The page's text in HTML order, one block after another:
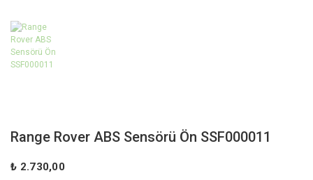
Range Rover ABS Sensörü Ön SSF000011
₺ 2.730,00